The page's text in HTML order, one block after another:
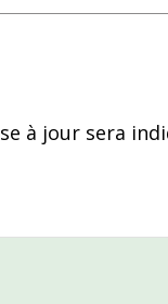
à jour sera